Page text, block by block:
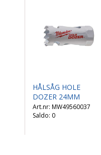
HÅLSÅG HOLE
DOZER 24MM
MW49560037
Saldo: 0